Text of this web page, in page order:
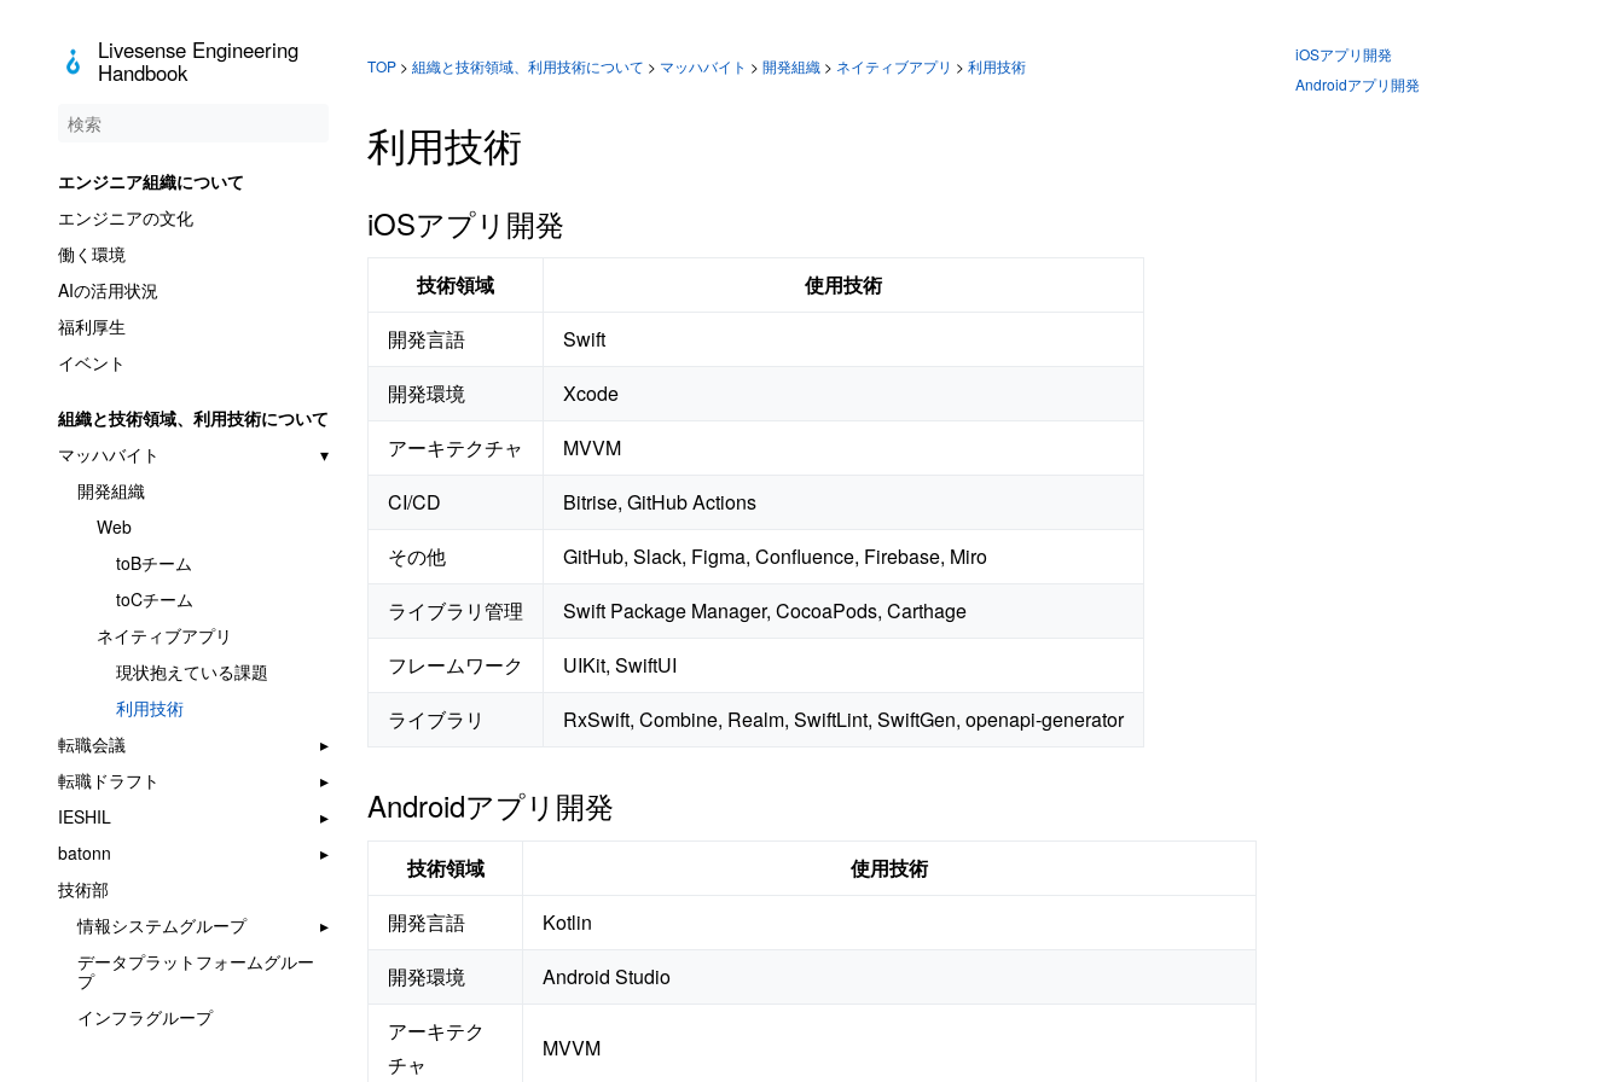
Livesense Engineering
Handbook
エンジニア組織について
エンジニアの文化
働く環境
AIの活用状況
福利厚生
イベント
組織と技術領域、利用技術について
マッハバイト
開発組織
Web
toBチーム
toCチーム
ネイティブアプリ
現状抱えている課題
利用技術
転職会議
転職ドラフト
IESHIL
batonn
技術部
情報システムグループ
データプラットフォームグルー
プ
インフラグループ
TOP > 組織と技術領域、利用技術について > マッハバイト > 開発組織 > ネイティブアプリ > 利用技術
利用技術
iOSアプリ開発
技術領域
使用技術
開発言語
Swift
開発環境
Xcode
アーキテクチャ
MVVM
CI/CD
Bitrise, GitHub Actions
その他
GitHub, Slack, Figma, Confluence, Firebase, Miro
ライブラリ管理
Swift Package Manager, CocoaPods, Carthage
フレームワーク
UIKit, SwiftUI
ライブラリ
RxSwift, Combine, Realm, SwiftLint, SwiftGen, openapi-generator
Androidアプリ開発
技術領域
使用技術
開発言語
Kotlin
開発環境
Android Studio
アーキテク
チャ
MVVM
iOSアプリ開発
Androidアプリ開発